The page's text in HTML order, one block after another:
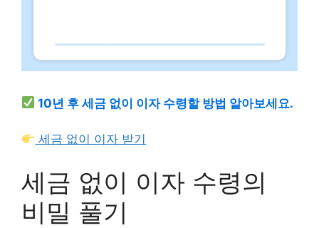
10년 후 세금 없이 이자 수령할 방법 알아보세요.
세금 없이 이자 받기
세금 없이 이자 수령의
비밀 풀기